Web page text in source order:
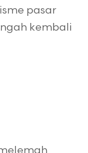
pasar
kembali